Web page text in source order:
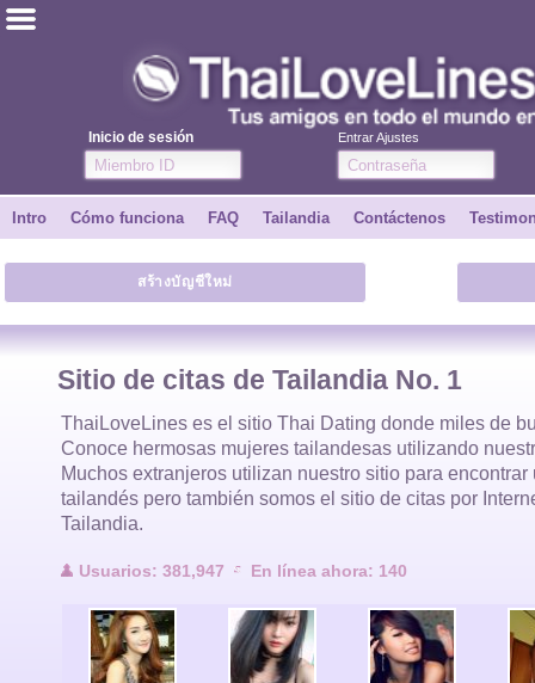
Inicio de sesión Entrar Ajustes
ไทย
Testimonios
Dile a un amigo
Intro
Contáctenos
Hombres en línea
Mujeres en línea
Intro Cómo funciona FAQ Tailandia Contáctenos
สร้างบัญชีใหม่
Sitio de citas de Tailandia No. 1
ThaiLoveLines es el sitio Thai Dating donde miles de
Conoce hermosas mujeres tailandesas utilizando
Muchos extranjeros utilizan nuestro sitio para
tailandés pero también somos el sitio de citas por
Tailandia.
Usuarios: 381,947 En línea ahora: 140